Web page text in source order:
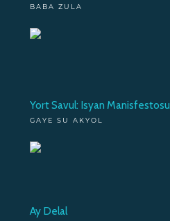
BABA ZULA
Yort Savul: Isyan Manisfestosu
GAYE SU AKYOL
Ay Delal